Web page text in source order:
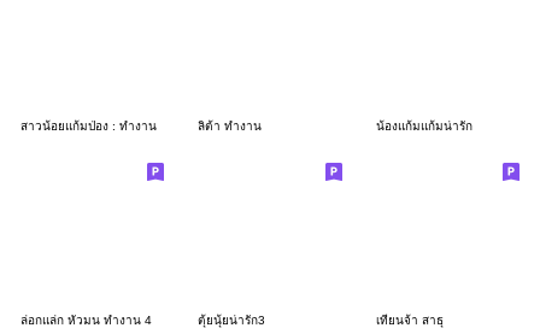
สาวน้อยแก้มป่อง : ทำงาน ลิต้า ทำงาน น้องแก้มแก้มน่ารัก
ล่อกแล่ก หัวมน ทำงาน 4 ตุ้ยนุ้ยน่ารัก3 เทียนจ้า สาธุ